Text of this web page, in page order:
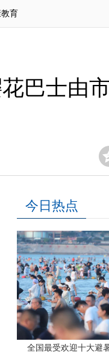
育
巴士由
今日热点
全国最受欢迎十大避